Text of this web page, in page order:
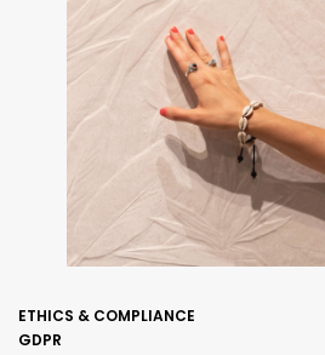
ETHICS & COMPLIANCE
GDPR